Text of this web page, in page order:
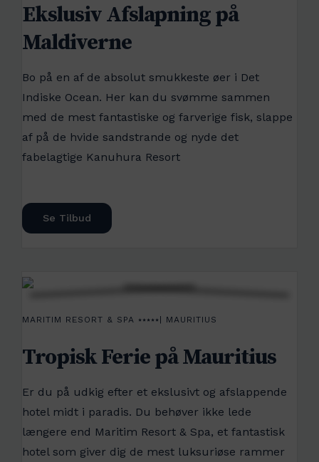
Ekslusiv Afslapning på
Maldiverne
Bo på en af de absolut smukkeste øer i Det
Indiske Ocean. Her kan du svømme sammen
med de mest fantastiske og farverige fisk, slappe
af på de hvide sandstrande og nyde det
fabelagtige Kanuhura Resort
Se Tilbud
MARITIM RESORT & SPA ⭑⭑⭑⭑⭑| MAURITIUS
Tropisk Ferie på Mauritius
Er du på udkig efter et ekslusivt og afslappende
hotel midt i paradis. Du behøver ikke lede
længere end Maritim Resort & Spa, et fantastisk
hotel som giver dig de mest luksuriøse rammer